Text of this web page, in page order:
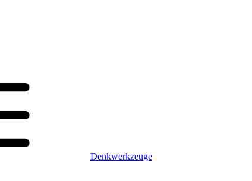
Denkwerkzeuge